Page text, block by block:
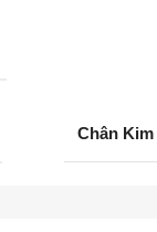
Chân Kim